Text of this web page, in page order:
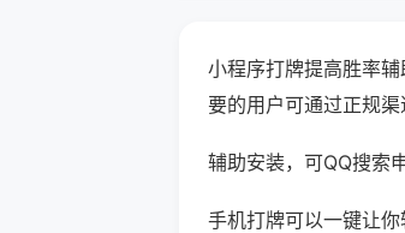
小程序打牌提高胜率
要的用户可通过正规渠
辅助安装，可QQ搜索
手机打牌可以一键让